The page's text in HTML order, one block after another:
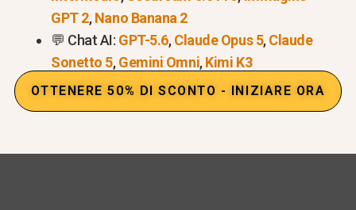
a VS Code, un IDE dedicato, strumenti CLI,
alle API, che la posizionano come una
di completamento automatico.
GPT 2,Nano Banana 2
💬 Chat AI: GPT-5.6,Claude Opus 5,Claude
Sonetto 5,Gemini Omni,Kimi K3
OTTENERE 50% DI SCONTO - INIZIARE ORA